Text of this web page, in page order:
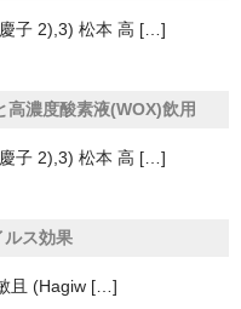
子 2),3) 松本 高 […]
濃度酸素液(WOX)飲用
子 2),3) 松本 高 […]
ルス効果
且 (Hagiw […]